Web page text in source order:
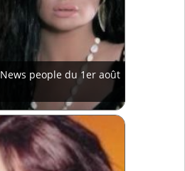
News people du 1er août